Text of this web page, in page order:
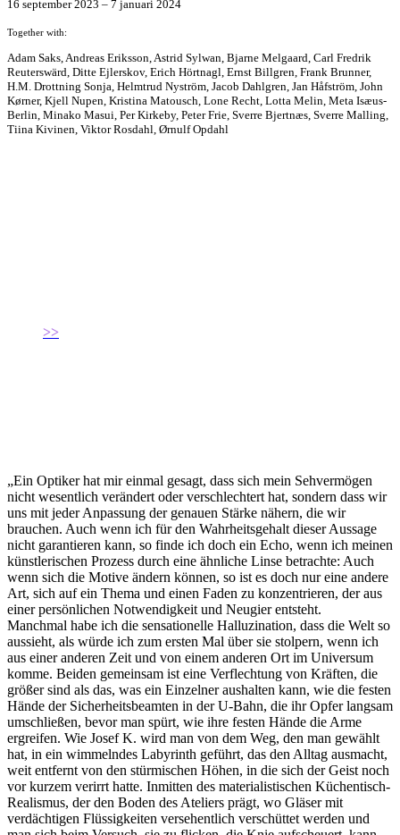
16 september 2023 – 7 januari 2024
Together with:
Adam Saks, Andreas Eriksson, Astrid Sylwan, Bjarne Melgaard, Carl Fredrik
Reuterswärd, Ditte Ejlerskov, Erich Hörtnagl, Ernst Billgren, Frank Brunner,
H.M. Drottning Sonja, Helmtrud Nyström, Jacob Dahlgren, Jan Håfström, John
Kørner, Kjell Nupen, Kristina Matousch, Lone Recht, Lotta Melin, Meta Isæus-
Berlin, Minako Masui, Per Kirkeby, Peter Frie, Sverre Bjertnæs, Sverre Malling,
Tiina Kivinen, Viktor Rosdahl, Ørnulf Opdahl
>>
„Ein Optiker hat mir einmal gesagt, dass sich mein Sehvermögen
nicht wesentlich verändert oder verschlechtert hat, sondern dass wir
uns mit jeder Anpassung der genauen Stärke nähern, die wir
brauchen. Auch wenn ich für den Wahrheitsgehalt dieser Aussage
nicht garantieren kann, so finde ich doch ein Echo, wenn ich meinen
künstlerischen Prozess durch eine ähnliche Linse betrachte: Auch
wenn sich die Motive ändern können, so ist es doch nur eine andere
Art, sich auf ein Thema und einen Faden zu konzentrieren, der aus
einer persönlichen Notwendigkeit und Neugier entsteht.
Manchmal habe ich die sensationelle Halluzination, dass die Welt so
aussieht, als würde ich zum ersten Mal über sie stolpern, wenn ich
aus einer anderen Zeit und von einem anderen Ort im Universum
komme. Beiden gemeinsam ist eine Verflechtung von Kräften, die
größer sind als das, was ein Einzelner aushalten kann, wie die festen
Hände der Sicherheitsbeamten in der U-Bahn, die ihr Opfer langsam
umschließen, bevor man spürt, wie ihre festen Hände die Arme
ergreifen. Wie Josef K. wird man von dem Weg, den man gewählt
hat, in ein wimmelndes Labyrinth geführt, das den Alltag ausmacht,
weit entfernt von den stürmischen Höhen, in die sich der Geist noch
vor kurzem verirrt hatte. Inmitten des materialistischen Küchentisch-
Realismus, der den Boden des Ateliers prägt, wo Gläser mit
verdächtigen Flüssigkeiten versehentlich verschüttet werden und